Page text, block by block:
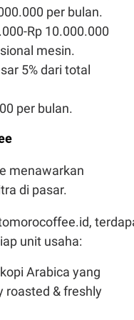
per bulan.
Rp 10.000.000
mesin.
5% dari total
per bulan.
menawarkan
di pasar.
unit usaha:
Arabica yang
roasted & freshly